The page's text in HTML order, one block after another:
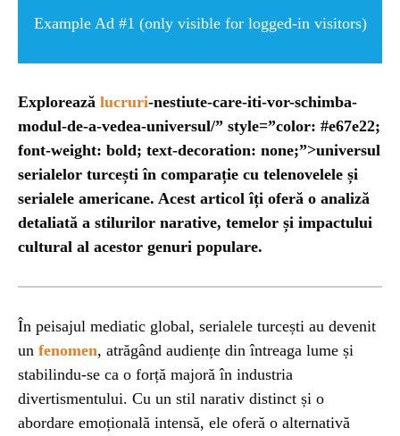
Example Ad #1 (only visible for logged-in visitors)
Explorează lucruri-nestiute-care-iti-vor-schimba-
modul-de-a-vedea-universul/” style=”color: #e67e22;
font-weight: bold; text-decoration: none;”>universul
serialelor turcești în comparație cu telenovelele și
serialele americane. Acest articol îți oferă o analiză
detaliată a stilurilor narative, temelor și impactului
cultural al acestor genuri populare.
În peisajul mediatic global, serialele turcești au devenit
un fenomen, atrăgând audiențe din întreaga lume și
stabilindu-se ca o forță majoră în industria
divertismentului. Cu un stil narativ distinct și o
abordare emoțională intensă, ele oferă o alternativă
OAMENI
INSTALEAZ
A
APLICATIA
POPULAR
UNCATEGORIZED
Barajul Trei Defileuri a Încetinit Rotația
Pământului: Mit sau Realitate?